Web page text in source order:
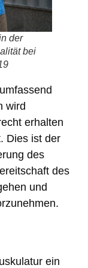
der
bei
wird
erhalten
Dies ist der
des
des
und
ein